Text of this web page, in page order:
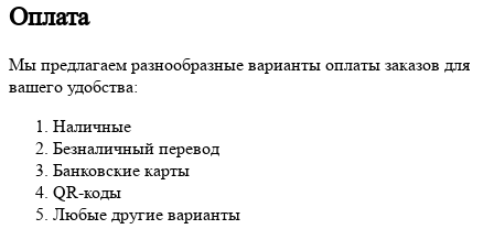
Оплата
Мы предлагаем разнообразные варианты оплаты заказов для
вашего удобства:
Наличные
Безналичный перевод
Банковские карты
QR-коды
Любые другие варианты